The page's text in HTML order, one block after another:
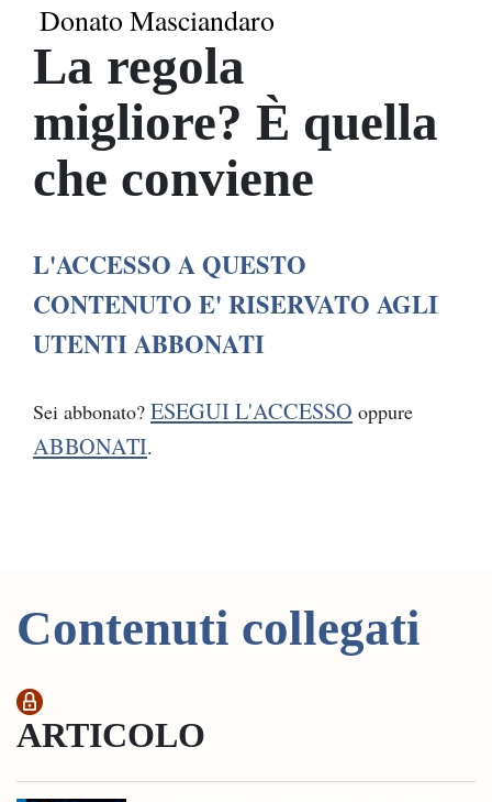
Donato Masciandaro
La regola
migliore? È quella
che conviene
L'ACCESSO A QUESTO
CONTENUTO E' RISERVATO AGLI
UTENTI ABBONATI
Sei abbonato? ESEGUI L'ACCESSO oppure
ABBONATI.
Contenuti collegati
ARTICOLO